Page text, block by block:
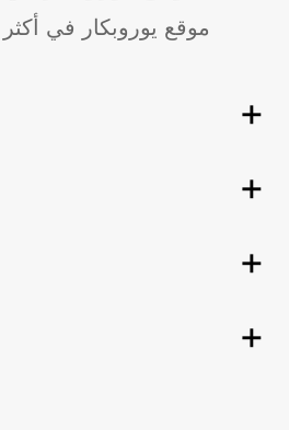
موقع يوروبكار في